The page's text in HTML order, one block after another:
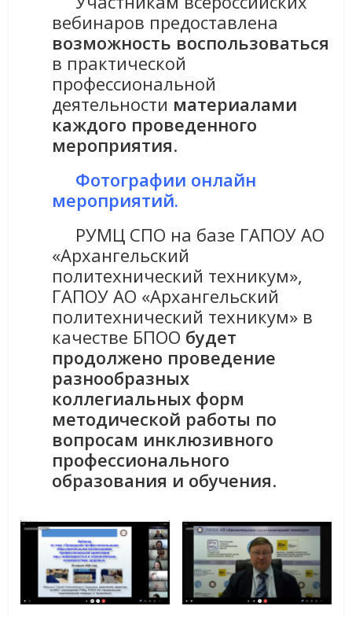
вебинаров предоставлена
возможность воспользоваться
в практической
профессиональной
деятельности материалами
каждого проведенного
мероприятия.
Фотографии онлайн
мероприятий.
РУМЦ СПО на базе ГАПОУ АО
«Архангельский
политехнический техникум»,
ГАПОУ АО «Архангельский
политехнический техникум» в
качестве БПОО будет
продолжено проведение
разнообразных
коллегиальных форм
методической работы по
вопросам инклюзивного
профессионального
образования и обучения.